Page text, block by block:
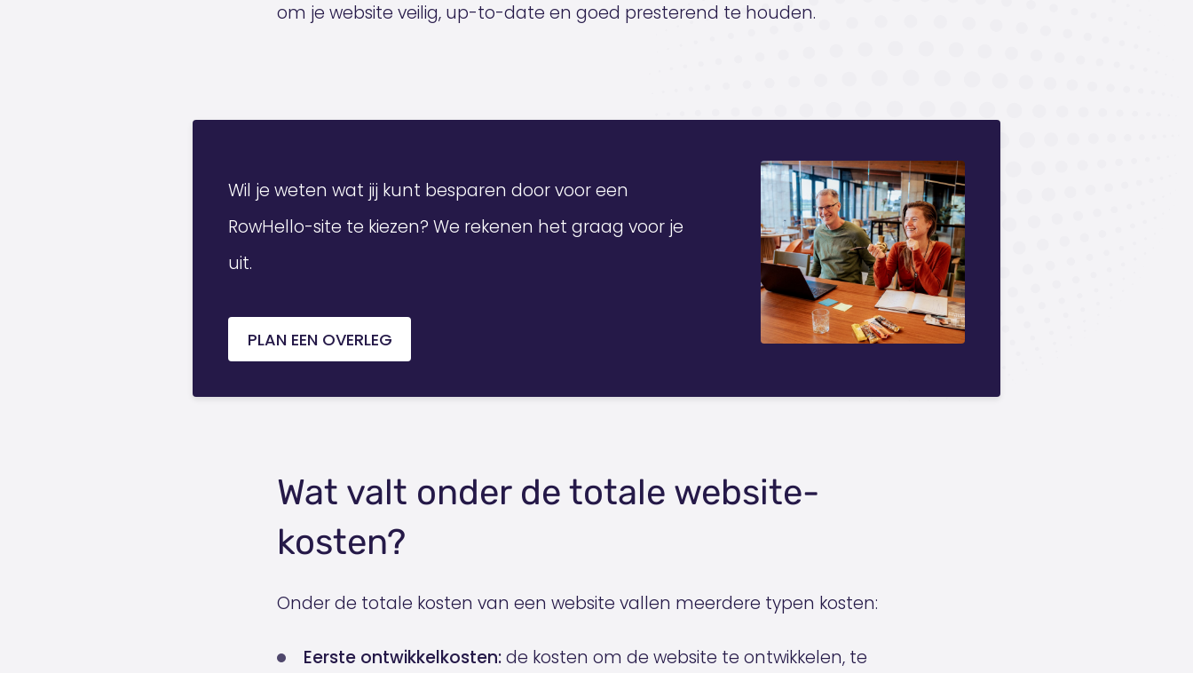
om je website veilig, up-to-date en goed presterend te houden.
Wil je weten wat jij kunt besparen door voor een
RowHello-site te kiezen? We rekenen het graag voor je
uit.
PLAN EEN OVERLEG
Wat valt onder de totale website-
kosten?
Onder de totale kosten van een website vallen meerdere typen kosten:
Eerste ontwikkelkosten:de kosten om de website te ontwikkelen, te